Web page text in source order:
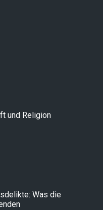
und Religion
Was die